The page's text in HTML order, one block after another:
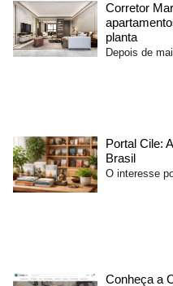
Corretor
planta
Depois de
Portal Cile:
Brasil
O interesse
Conheça a